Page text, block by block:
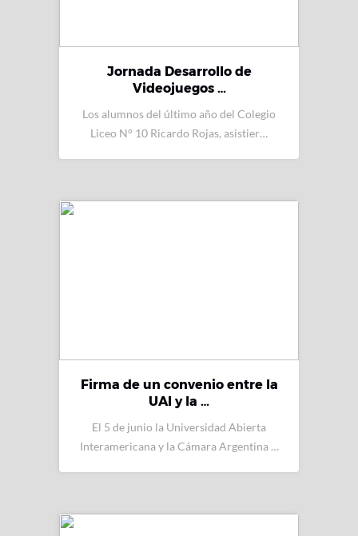
Jornada Desarrollo de
Videojuegos …
Los alumnos del último año del Colegio
Liceo N° 10 Ricardo Rojas, asistier…
Firma de un convenio entre la
UAI y la …
El 5 de junio la Universidad Abierta
Interamericana y la Cámara Argentina …